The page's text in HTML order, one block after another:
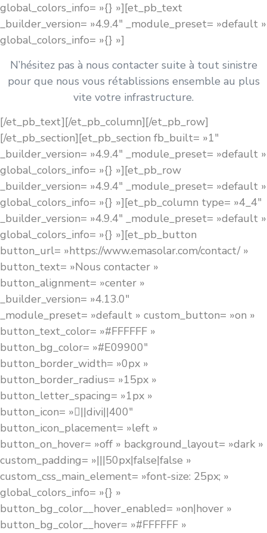
global_colors_info= »{} »][et_pb_text
_builder_version= »4.9.4″ _module_preset= »default »
global_colors_info= »{} »]
N’hésitez pas à nous contacter suite à tout sinistre
pour que nous vous rétablissions ensemble au plus
vite votre infrastructure.
[/et_pb_text][/et_pb_column][/et_pb_row]
[/et_pb_section][et_pb_section fb_built= »1″
_builder_version= »4.9.4″ _module_preset= »default »
global_colors_info= »{} »][et_pb_row
_builder_version= »4.9.4″ _module_preset= »default »
global_colors_info= »{} »][et_pb_column type= »4_4″
_builder_version= »4.9.4″ _module_preset= »default »
global_colors_info= »{} »][et_pb_button
button_url= »https://www.emasolar.com/contact/ »
button_text= »Nous contacter »
button_alignment= »center »
_builder_version= »4.13.0″
_module_preset= »default » custom_button= »on »
button_text_color= »#FFFFFF »
button_bg_color= »#E09900″
button_border_width= »0px »
button_border_radius= »15px »
button_letter_spacing= »1px »
button_icon= »||divi||400″
button_icon_placement= »left »
button_on_hover= »off » background_layout= »dark »
custom_padding= »|||50px|false|false »
custom_css_main_element= »font-size: 25px; »
global_colors_info= »{} »
button_bg_color__hover_enabled= »on|hover »
button_bg_color__hover= »#FFFFFF »